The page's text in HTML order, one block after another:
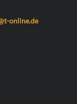
online.de